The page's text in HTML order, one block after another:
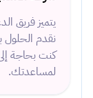
يتميز فريق
نقدم
كنت بحاجة
لمساعدتك.